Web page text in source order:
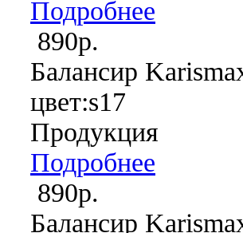
Подробнее
890р.
Балансир
цвет:s17
Продукция
Подробнее
890р.
Балансир